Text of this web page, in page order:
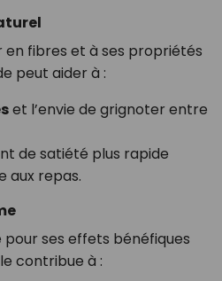
fibres et à ses propriétés
peut aider à :
et l’envie de grignoter entre
de satiété plus rapide
aux repas.
ses effets bénéfiques
contribue à :